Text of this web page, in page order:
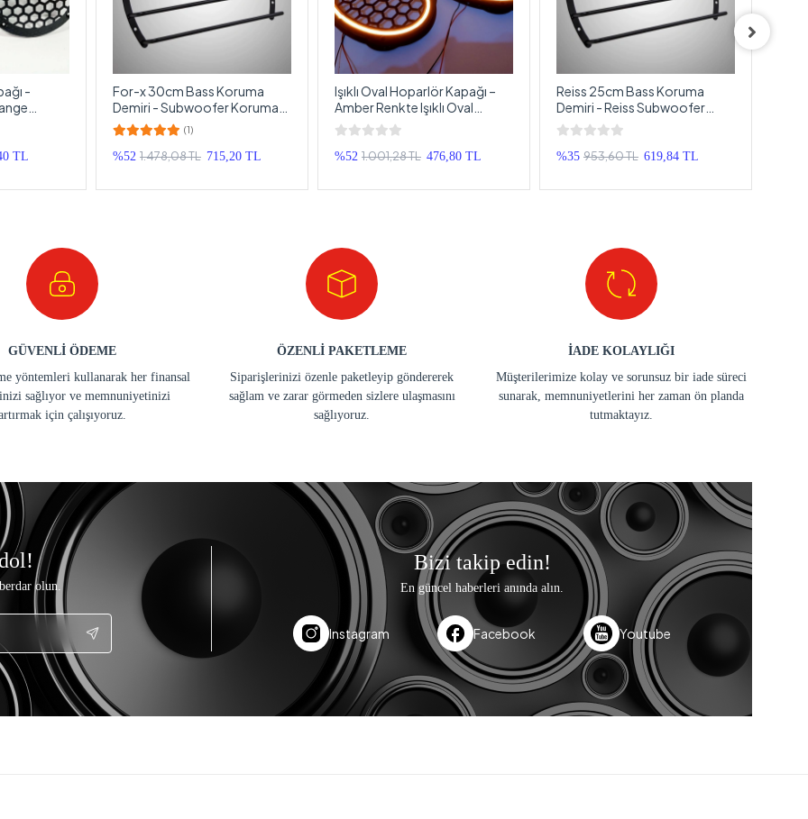
-
TL
For-x 30cm Bass Koruma
Demiri - Subwoofer Koruma
Kapağı 30cm - 1 Adet
(1)
%52 1.478,08 TL 715,20 TL
Işıklı Oval Hoparlör Kapağı –
Amber Renkte Işıklı Oval
Midrange Kapak – 1 Takım
%52 1.001,28 TL 476,80 TL
Reiss 25cm Bass Koruma
Demiri - Reiss Subwoofer
Koruma Kapağı 25cm - 1 Adet
%35 953,60 TL 619,84 TL
GÜVENLİ ÖDEME
yöntemleri kullanarak her finansal
sağlıyor ve memnuniyetinizi
için çalışıyoruz.
ÖZENLİ PAKETLEME
Siparişlerinizi özenle paketleyip göndererek
sağlam ve zarar görmeden sizlere ulaşmasını
sağlıyoruz.
İADE KOLAYLIĞI
Müşterilerimize kolay ve sorunsuz bir iade süreci
sunarak, memnuniyetlerini her zaman ön planda
tutmaktayız.
olun.
Bizi takip edin!
En güncel haberleri anında alın.
Instagram Facebook Youtube